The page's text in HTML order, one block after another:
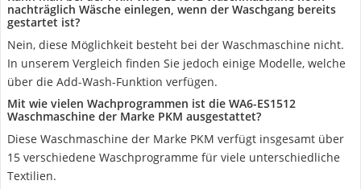
nachträglich Wäsche einlegen, wenn der Waschgang bereits
gestartet ist?
Nein, diese Möglichkeit besteht bei der Waschmaschine nicht.
In unserem Vergleich finden Sie jedoch einige Modelle, welche
über die Add-Wash-Funktion verfügen.
Mit wie vielen Wachprogrammen ist die WA6-ES1512
Waschmaschine der Marke PKM ausgestattet?
Diese Waschmaschine der Marke PKM verfügt insgesamt über
15 verschiedene Waschprogramme für viele unterschiedliche
Textilien.